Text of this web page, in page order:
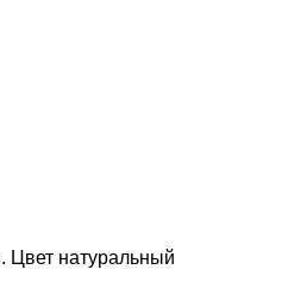
Цвет натуральный